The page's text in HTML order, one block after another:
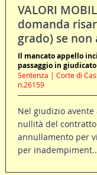
VALORI
domanda
grado) se
Il mancato appello
passaggio in
Sentenza | Corte di
n.26159
Nel giudizio
nullità del
annullamento per
per